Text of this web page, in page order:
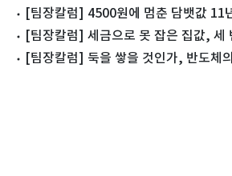
[팀장칼럼] 4500원에 멈춘 담뱃값 11
[팀장칼럼] 세금으로 못 잡은 집값, 세
[팀장칼럼] 둑을 쌓을 것인가, 반도체